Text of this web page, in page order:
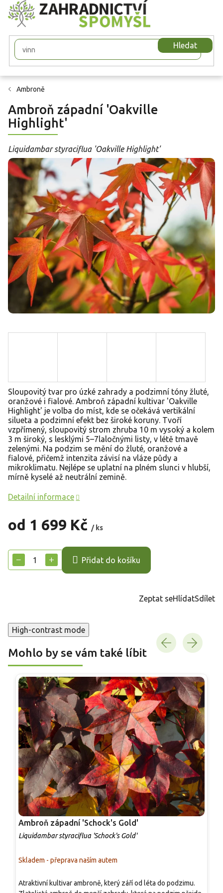
Přejít
na
obsah
Hledat
Ambroně
Ambroň západní 'Oakville
Highlight'
Liquidambar styraciflua 'Oakville Highlight'
od 1 699 Kč / ks
cena:
+
− Přidat do košíku
Sloupovitý tvar pro úzké zahrady a podzimní tóny žluté,
oranžové i fialové. Ambroň západní kultivar 'Oakville
Highlight' je volba do míst, kde se očekává vertikální
silueta a podzimní efekt bez široké koruny. Tvoří
vzpřímený, sloupovitý strom zhruba 10 m vysoký a kolem
3 m široký, s lesklými 5–7laločnými listy, v létě tmavě
zelenými. Na podzim se mění do žluté, oranžové a
fialové, přičemž intenzita závisí na vláze půdy a
mikroklimatu. Nejlépe se uplatní na plném slunci v hlubší,
mírně kyselé až neutrální zemině.
Detailní informace
Zeptat seHlídatSdílet
High-contrast mode
Mohlo by se vám také líbit
Ambroň západní 'Schock's Gold'
Liquidambar styraciflua 'Schock's Gold'
Skladem - přeprava naším autem
Atraktivní kultivar ambroně, který září od léta do podzimu.